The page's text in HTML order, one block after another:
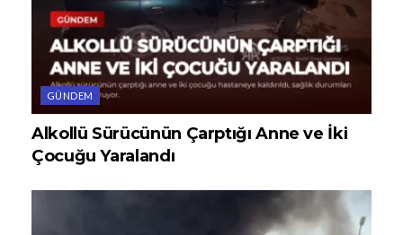
GÜNDEM
Alkollü Sürücünün Çarptığı Anne ve İki
Çocuğu Yaralandı